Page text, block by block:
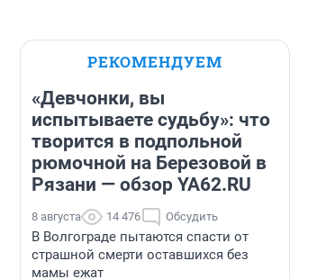
РЕКОМЕНДУЕМ
«Девчонки, вы
испытываете судьбу»: что
творится в подпольной
рюмочной на Березовой в
Рязани — обзор YA62.RU
8 августа 14 476 Обсудить
В Волгограде пытаются спасти от
страшной смерти оставшихся без
мамы ежат